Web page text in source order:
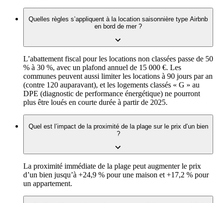
Quelles règles s’appliquent à la location saisonnière type Airbnb
en bord de mer ?
L’abattement fiscal pour les locations non classées passe de 50
% à 30 %, avec un plafond annuel de 15 000 €. Les
communes peuvent aussi limiter les locations à 90 jours par an
(contre 120 auparavant), et les logements classés « G » au
DPE (diagnostic de performance énergétique) ne pourront
plus être loués en courte durée à partir de 2025.
Quel est l’impact de la proximité de la plage sur le prix d’un bien
?
La proximité immédiate de la plage peut augmenter le prix
d’un bien jusqu’à +24,9 % pour une maison et +17,2 % pour
un appartement.